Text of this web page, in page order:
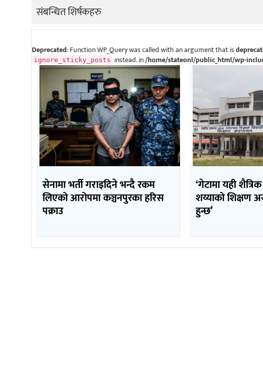
संबन्धित शिर्षकहरु
Deprecated: Function WP_Query was called with an argument that is
ignore_sticky_posts instead. in/home/stateonl/public_html/wp-
सेनामा भर्ती गराइदिने भन्दै रकम
लिएको आरोपमा कञ्चनपुरका हरिस
पक्राउ
‘गेटामा यही
शय्याको शिक्षण
हुन्छ’